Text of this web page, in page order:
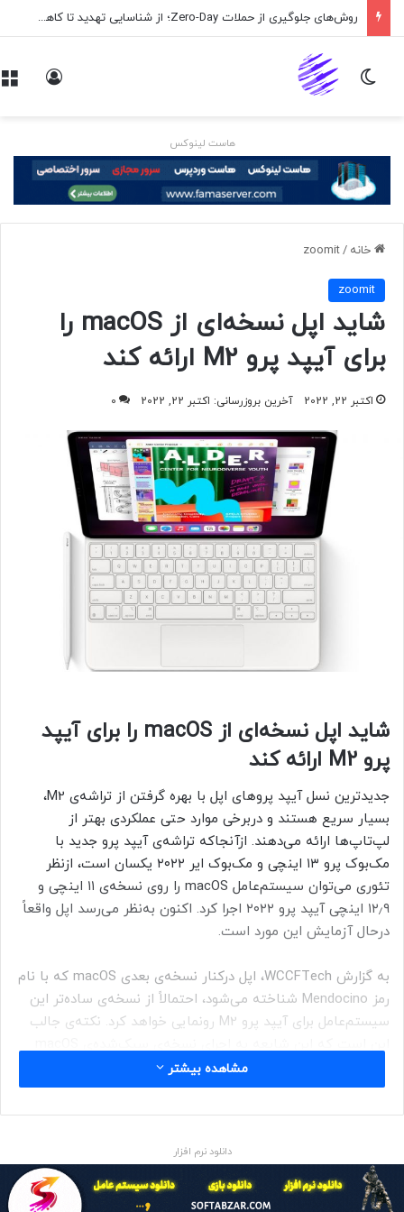
روش‌های جلوگیری از حملات Zero-Day؛ از شناسایی تهدید تا کاهش ریسک
تغییر پوسته
هاست لینوکس
خانه /
zoomit
zoomit
شاید اپل نسخه‌ای از macOS را
برای آیپد پرو M2 ارائه کند
اکتبر 22, 2022 آخرین بروزرسانی: اکتبر 22, 2022 0
شاید اپل نسخه‌ای از macOS را برای آیپد
پرو M2 ارائه کند
جدیدترین نسل آیپد پروهای اپل با بهره گرفتن از تراشه‌ی M2،
بسیار سریع هستند و دربرخی موارد حتی عملکردی بهتر از
لپ‌‌تاپ‌ها ارائه می‌دهند. ازآنجاکه تراشه‌ی آیپد پرو جدید با
مک‌بوک پرو ۱۳ اینچی و مک‌بوک ایر ۲۰۲۲ یکسان است، ازنظر
تئوری می‌توان سیستم‌عامل macOS را روی نسخه‌ی ۱۱ اینچی و
۱۲٫۹ اینچی آیپد پرو ۲۰۲۲ اجرا کرد. اکنون به‌نظر می‌رسد اپل واقعاً
درحال آزمایش این مورد است.
به گزارش WCCFTech، اپل درکنار نسخه‌ی بعدی macOS که با نام
رمز Mendocino شناخته می‌شود، احتمالاً از نسخه‌ی ساده‌تر این
سیستم‌عامل برای آیپد پرو M2 رونمایی خواهد کرد. نکته‌ی جالب
سیستم عامل macOS Ventura احتمالاً هم‌زمان با iPadOS
مشاهده بیشتر
دانلود نرم افزار